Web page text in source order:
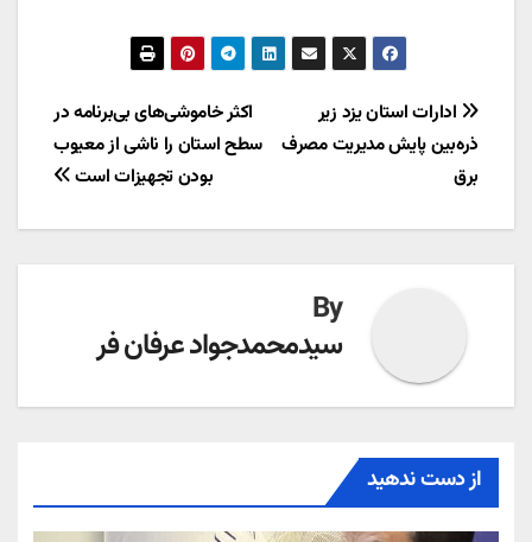
راهبری
نوشته
اکثر خاموشی‌های بی‌برنامه در
سطح استان را ناشی از معیوب
بودن تجهیزات است
ادارات استان یزد زیر
ذره‌بین پایش مدیریت مصرف
برق
By
سیدمحمدجواد عرفان فر
از دست ندهید